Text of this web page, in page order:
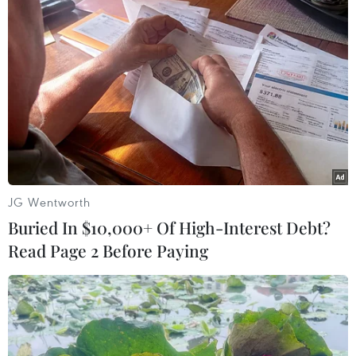
Theo dõi VietnamPlus
TIN LIÊN QUAN
JG Wentworth
Buried In $10,000+ Of High-Interest Debt?
Read Page 2 Before Paying